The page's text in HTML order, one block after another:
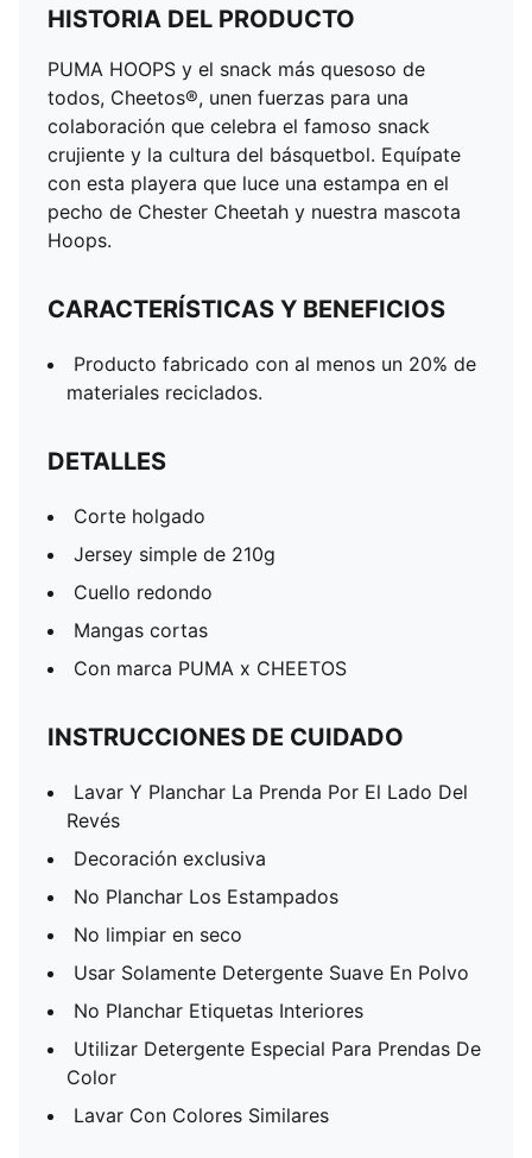
Jersey simple de 210g
Cuello redondo
Mangas cortas
Con marca PUMA x CHEETOS
HISTORIA DEL PRODUCTO
PUMA HOOPS y el snack más quesoso de
todos, Cheetos®, unen fuerzas para una
colaboración que celebra el famoso snack
crujiente y la cultura del básquetbol. Equípate
con esta playera que luce una estampa en el
pecho de Chester Cheetah y nuestra mascota
Hoops.
CARACTERÍSTICAS Y BENEFICIOS
Producto fabricado con al menos un 20% de
materiales reciclados.
DETALLES
Corte holgado
Jersey simple de 210g
Cuello redondo
Mangas cortas
Con marca PUMA x CHEETOS
INSTRUCCIONES DE CUIDADO
Lavar Y Planchar La Prenda Por El Lado Del
Revés
Decoración exclusiva
No Planchar Los Estampados
No limpiar en seco
Usar Solamente Detergente Suave En Polvo
No Planchar Etiquetas Interiores
Utilizar Detergente Especial Para Prendas De
Color
Lavar Con Colores Similares